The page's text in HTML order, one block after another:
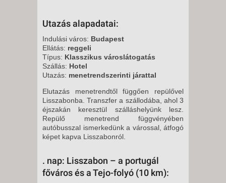
Utazás alapadatai:
Indulási város: Budapest
Ellátás: reggeli
Típus: Klasszikus városlátogatás
Szállás: Hotel
Utazás: menetrendszerinti járattal
Elutazás menetrendtől függően repü­lővel
Lisszabonba. Transzfer a szállo­dába, ahol 3
éjszakán keresztül szál­láshelyünk lesz.
Repülő menetrend függvényében
autóbusszal ismerke­dünk a várossal, átfogó
képet kapva Lisszabonról.
. nap: Lisszabon – a portugál
főváros és a Tejo-folyó (10 km):